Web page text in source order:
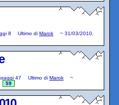
8 Ultimo di Marok ~ 31/03/2010,
47 Ultimo di Marok
~
59